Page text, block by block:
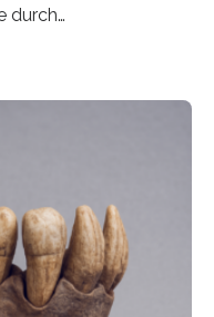
durch
Wo
die sich durch
Jun.-Prof. Dr.
an der
(JGU), und ihr
Lengai in Tansania
die Tremore
Ort in…